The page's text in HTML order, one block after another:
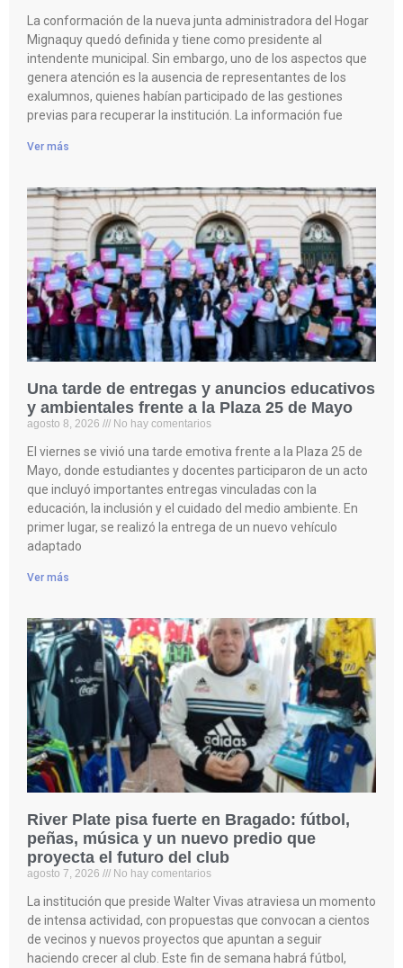
La conformación de la nueva junta administradora del Hogar
Mignaquy quedó definida y tiene como presidente al
intendente municipal. Sin embargo, uno de los aspectos que
genera atención es la ausencia de representantes de los
exalumnos, quienes habían participado de las gestiones
previas para recuperar la institución. La información fue
Ver más
Una tarde de entregas y anuncios educativos
y ambientales frente a la Plaza 25 de Mayo
agosto 8, 2026 No hay comentarios
El viernes se vivió una tarde emotiva frente a la Plaza 25 de
Mayo, donde estudiantes y docentes participaron de un acto
que incluyó importantes entregas vinculadas con la
educación, la inclusión y el cuidado del medio ambiente. En
primer lugar, se realizó la entrega de un nuevo vehículo
adaptado
Ver más
River Plate pisa fuerte en Bragado: fútbol,
peñas, música y un nuevo predio que
proyecta el futuro del club
agosto 7, 2026 No hay comentarios
La institución que preside Walter Vivas atraviesa un momento
de intensa actividad, con propuestas que convocan a cientos
de vecinos y nuevos proyectos que apuntan a seguir
haciendo crecer al club. Este fin de semana habrá fútbol,